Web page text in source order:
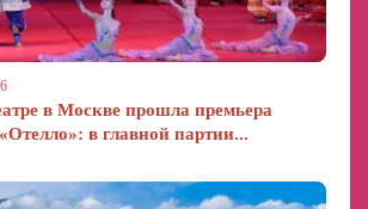
в Москве прошла премьера
в главной партии...